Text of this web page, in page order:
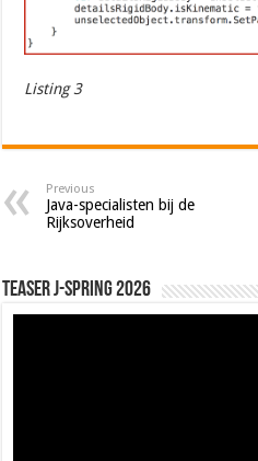
Listing 3
Previous
Java-specialisten bij de
Rijksoverheid
Teaser J-Spring 2026